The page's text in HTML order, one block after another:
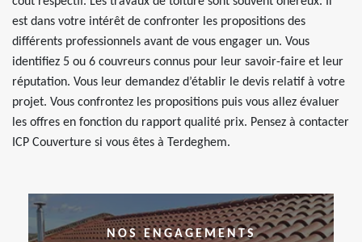
est dans votre intérêt de confronter les propositions des
différents professionnels avant de vous engager un. Vous
identifiez 5 ou 6 couvreurs connus pour leur savoir-faire et leur
réputation. Vous leur demandez d’établir le devis relatif à votre
projet. Vous confrontez les propositions puis vous allez évaluer
les offres en fonction du rapport qualité prix. Pensez à contacter
ICP Couverture si vous êtes à Terdeghem.
NOS ENGAGEMENTS